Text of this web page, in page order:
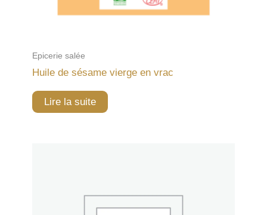
Epicerie salée
Huile de sésame vierge en vrac
Lire la suite